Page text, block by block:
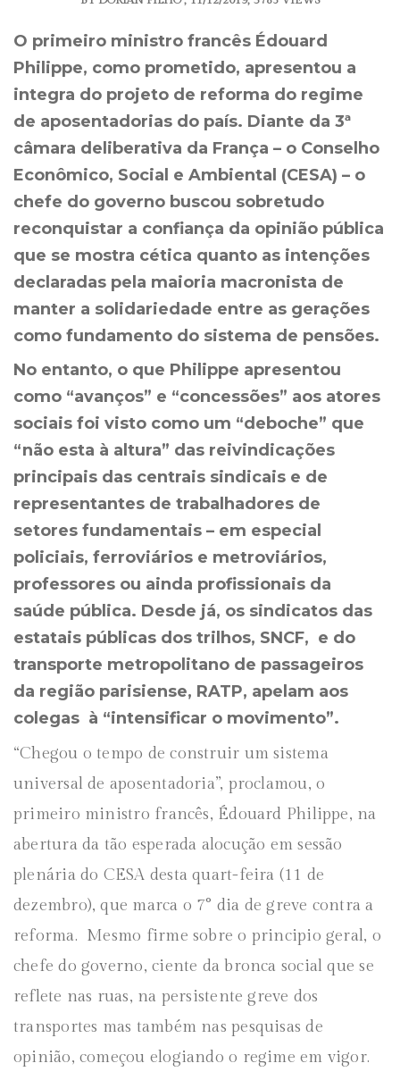
O primeiro ministro francês Édouard
Philippe, como prometido, apresentou a
integra do projeto de reforma do regime
de aposentadorias do país. Diante da 3ª
câmara deliberativa da França – o Conselho
Econômico, Social e Ambiental (CESA) – o
chefe do governo buscou sobretudo
reconquistar a confiança da opinião pública
que se mostra cética quanto as intenções
declaradas pela maioria macronista de
manter a solidariedade entre as gerações
como fundamento do sistema de pensões.
No entanto, o que Philippe apresentou
como “avanços” e “concessões” aos atores
sociais foi visto como um “deboche” que
“não esta à altura” das reivindicações
principais das centrais sindicais e de
representantes de trabalhadores de
setores fundamentais – em especial
policiais, ferroviários e metroviários,
professores ou ainda profissionais da
saúde pública. Desde já, os sindicatos das
estatais públicas dos trilhos, SNCF, e do
transporte metropolitano de passageiros
da região parisiense, RATP, apelam aos
colegas à “intensificar o movimento”.
“Chegou o tempo de construir um sistema
universal de aposentadoria”, proclamou, o
primeiro ministro francês, Édouard Philippe, na
abertura da tão esperada alocução em sessão
plenária do CESA desta quart-feira (11 de
dezembro), que marca o 7° dia de greve contra a
reforma. Mesmo firme sobre o principio geral, o
chefe do governo, ciente da bronca social que se
reflete nas ruas, na persistente greve dos
transportes mas também nas pesquisas de
opinião, começou elogiando o regime em vigor.